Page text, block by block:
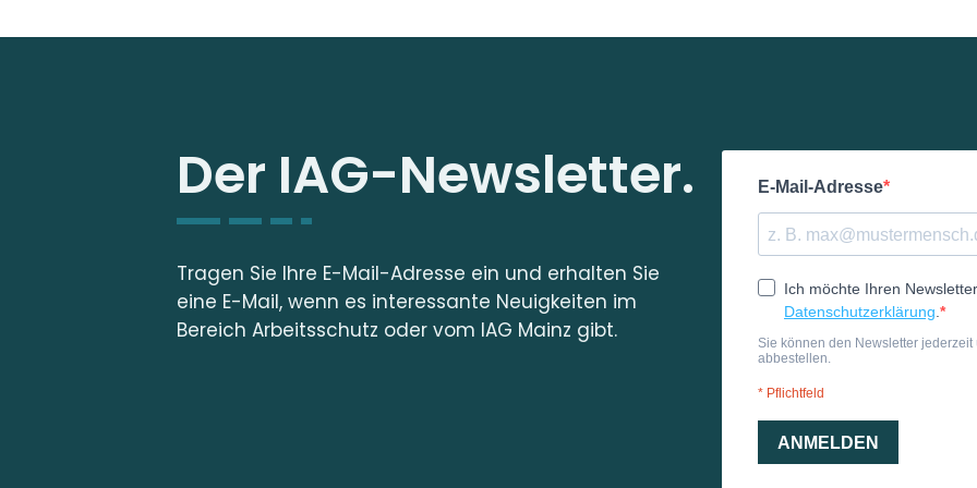
Der IAG-Newsletter.
Tragen Sie Ihre E-Mail-Adresse ein und erhalten Sie
eine E-Mail, wenn es interessante Neuigkeiten im
Bereich Arbeitsschutz oder vom IAG Mainz gibt.